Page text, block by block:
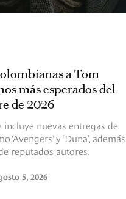
a Tom
más esperados del
de 2026
incluye nuevas entregas de
‘Avengers’ y ‘Duna’, además
reputados autores.
5, 2026